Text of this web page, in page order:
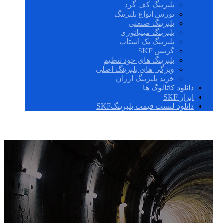
بلبرینگ کف گرد
بورس انواع بلبرینگ
بلبرینگ صنعتی
بلبرینگ مینیاتوری
بلبرینگ بک استاپ
گریس SKF
بلبرینگ های خود تنظیم
ویژگی های بلبرینگ اصلی
خرید بلبرینگ ارزان
دانلود کاتالوگ ها
ابزار SKF
دانلود لیست قیمت بلبرینگSKF